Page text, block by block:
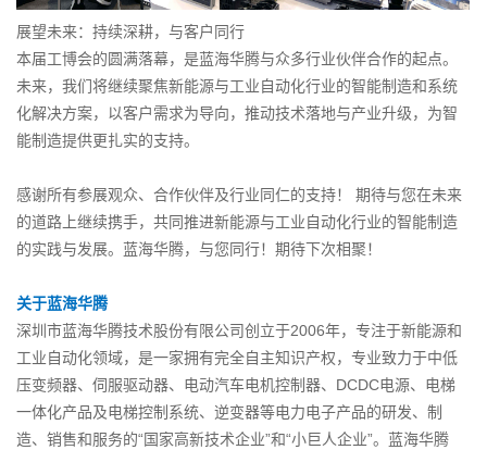
展望未来：持续深耕，与客户同行
本届工博会的圆满落幕，是蓝海华腾与众多行业伙伴合作的起点。
未来，我们将继续聚焦新能源与工业自动化行业的智能制造和系统
化解决方案，以客户需求为导向，推动技术落地与产业升级，为智
能制造提供更扎实的支持。
感谢所有参展观众、合作伙伴及行业同仁的支持！ 期待与您在未来
的道路上继续携手，共同推进新能源与工业自动化行业的智能制造
的实践与发展。蓝海华腾，与您同行！期待下次相聚！
关于蓝海华腾
深圳市蓝海华腾技术股份有限公司创立于2006年，专注于新能源和
工业自动化领域，是一家拥有完全自主知识产权，专业致力于中低
压变频器、伺服驱动器、电动汽车电机控制器、DCDC电源、电梯
一体化产品及电梯控制系统、逆变器等电力电子产品的研发、制
造、销售和服务的“国家高新技术企业”和“小巨人企业”。蓝海华腾